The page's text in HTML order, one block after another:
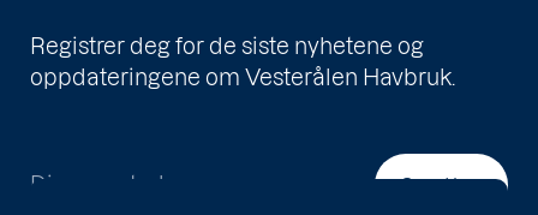
Registrer deg for de siste nyhetene og
oppdateringene om Vesterålen Havbruk.
Send inn